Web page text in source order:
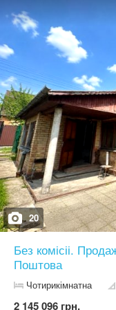
- розведена
поверх: * простора
виходом на внутрішній
приміщення; *
на другий поверх.
санвузол; * балкон, на
встановлений паркан; *
можна облаштувати під
майданчик. Цей
цінує комфорт,
ремонт на свій смак.
домовляйтеся про
своїми новими
20
Без комісіі.
Поштова
Чотирикімнатна
2 145 096 грн.